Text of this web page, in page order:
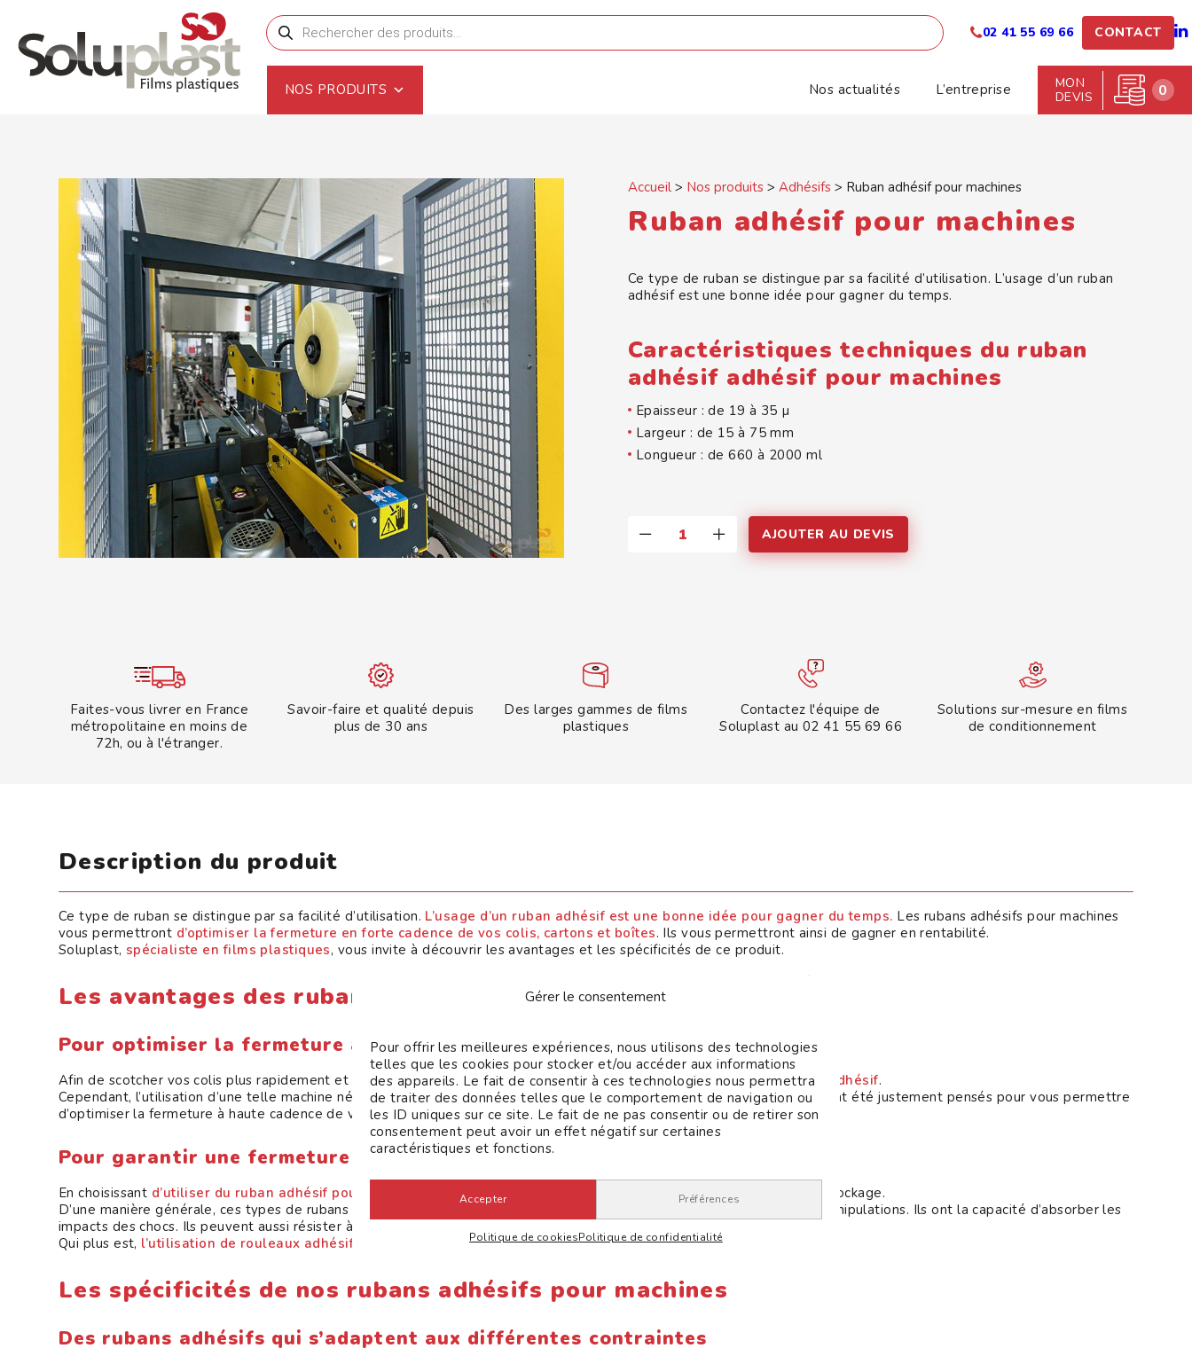
Gérer le consentement
Pour offrir les meilleures expériences, nous utilisons des technologies
telles que les cookies pour stocker et/ou accéder aux informations
des appareils. Le fait de consentir à ces technologies nous permettra
de traiter des données telles que le comportement de navigation ou
les ID uniques sur ce site. Le fait de ne pas consentir ou de retirer son
consentement peut avoir un effet négatif sur certaines
caractéristiques et fonctions.
Accepter Préférences
Politique de cookiesPolitique de confidentialité
Recherche de produits
02 41 55 69 66 CONTACT
NOS PRODUITS Nos actualités L’entreprise
MON
DEVIS
0
Accueil > Nos produits > Adhésifs > Ruban adhésif pour machines
Ruban adhésif pour machines
Ce type de ruban se distingue par sa facilité d’utilisation. L’usage d’un ruban
adhésif est une bonne idée pour gagner du temps.
Caractéristiques techniques du ruban
adhésif adhésif pour machines
Epaisseur : de 19 à 35 µ
Largeur : de 15 à 75 mm
Longueur : de 660 à 2000 ml
de
AJOUTER AU DEVIS
Faites-vous livrer en France
métropolitaine en moins de
72h, ou à l'étranger.
Savoir-faire et qualité depuis
plus de 30 ans
Des larges gammes de films
plastiques
Contactez l'équipe de
Soluplast au 02 41 55 69 66
Solutions sur-mesure en films
de conditionnement
Description du produit
Ce type de ruban se distingue par sa facilité d’utilisation. L’usage d’un ruban adhésif est une bonne idée pour gagner du temps. Les rubans adhésifs pour machines
vous permettront d’optimiser la fermeture en forte cadence de vos colis, cartons et boîtes. Ils vous permettront ainsi de gagner en rentabilité.
Soluplast, spécialiste en films plastiques, vous invite à découvrir les avantages et les spécificités de ce produit.
Les avantages des rubans adhésifs pour machines
Pour optimiser la fermeture à cadence élevée de vos marchandises
Afin de scotcher vos colis plus rapidement et plus facilement, il est toujours préférabled’utiliser une machine à ruban adhésif.
Cependant, l’utilisation d’une telle machine nécessite des rubans adhésifs adéquats. Les rubans adhésifs pour machines ont été justement pensés pour vous permettre
d’optimiser la fermeture à haute cadence de vos marchandises.
Pour garantir une fermeture optimale de vos cartons
En choisissant d’utiliser du ruban adhésif pour machine
, vous vous assurez de bien fermer vos colis et vos cartons de stockage.
D’une manière générale, ces types de rubans adhésifs ont été pensés pour résister aux étirements provoqués par les manipulations. Ils ont la capacité d’absorber les
impacts des chocs. Ils peuvent aussi résister à la déchirure et à la traction.
Qui plus est, l’utilisation de rouleaux adhésifs adéquats vous permet d’optimiser vos coûts d’emballage
Les spécificités de nos rubans adhésifs pour machines
Des rubans adhésifs qui s’adaptent aux différentes contraintes